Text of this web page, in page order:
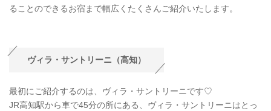
ることのできるお宿まで幅広くたくさんご紹介いたします。
ヴィラ・サントリーニ（高知）
最初にご紹介するのは、ヴィラ・サントリーニです♡
JR高知駅から車で45分の所にある、ヴィラ・サントリーニはとっ